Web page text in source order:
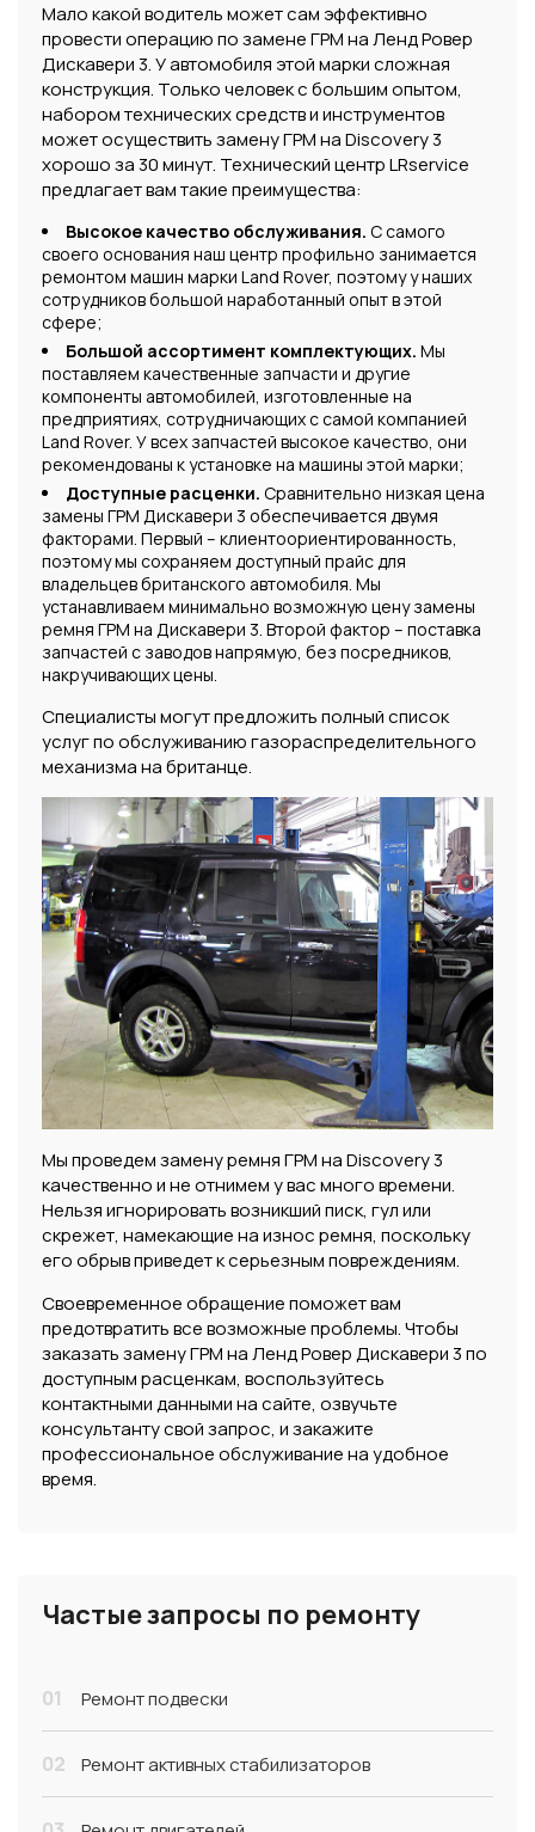
Мало какой водитель может сам эффективно
провести операцию по замене ГРМ на Ленд Ровер
Дискавери 3. У автомобиля этой марки сложная
конструкция. Только человек с большим опытом,
набором технических средств и инструментов
может осуществить замену ГРМ на Discovery 3
хорошо за 30 минут. Технический центр LRservice
предлагает вам такие преимущества:
Высокое качество обслуживания. С самого
своего основания наш центр профильно занимается
ремонтом машин марки Land Rover, поэтому у наших
сотрудников большой наработанный опыт в этой
сфере;
Большой ассортимент комплектующих. Мы
поставляем качественные запчасти и другие
компоненты автомобилей, изготовленные на
предприятиях, сотрудничающих с самой компанией
Land Rover. У всех запчастей высокое качество, они
рекомендованы к установке на машины этой марки;
Доступные расценки. Сравнительно низкая цена
замены ГРМ Дискавери 3 обеспечивается двумя
факторами. Первый – клиентоориентированность,
поэтому мы сохраняем доступный прайс для
владельцев британского автомобиля. Мы
устанавливаем минимально возможную цену замены
ремня ГРМ на Дискавери 3. Второй фактор – поставка
запчастей с заводов напрямую, без посредников,
накручивающих цены.
Специалисты могут предложить полный список
услуг по обслуживанию газораспределительного
механизма на британце.
Мы проведем замену ремня ГРМ на Discovery 3
качественно и не отнимем у вас много времени.
Нельзя игнорировать возникший писк, гул или
скрежет, намекающие на износ ремня, поскольку
его обрыв приведет к серьезным повреждениям.
Своевременное обращение поможет вам
предотвратить все возможные проблемы. Чтобы
заказать замену ГРМ на Ленд Ровер Дискавери 3 по
доступным расценкам, воспользуйтесь
контактными данными на сайте, озвучьте
консультанту свой запрос, и закажите
профессиональное обслуживание на удобное
время.
Частые запросы по ремонту
01 Ремонт подвески
02 Ремонт активных стабилизаторов